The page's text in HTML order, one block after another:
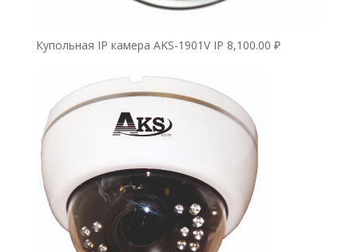
Купольная IP камера AKS-1901V IP 8,100.00 ₽